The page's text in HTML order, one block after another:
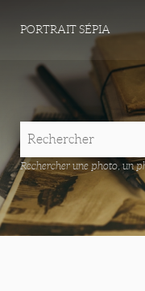
PORTRAIT SÉPIA
Rechercher une photo, un